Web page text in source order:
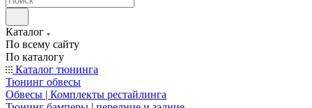
Каталог
По всему сайту
По каталогу
Каталог тюнинга
Тюнинг обвесы
Обвесы | Комплекты рестайлинга